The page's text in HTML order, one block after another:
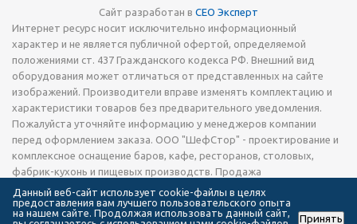
Сайт разработан в СЕО Эксперт
Интернет ресурс носит исключительно информационный
характер и не является публичной офертой, определяемой
положениями ст. 437 Гражданского кодекса РФ. Внешний вид
оборудования может отличаться от представленных на сайте
изображений. Производители вправе изменять комплектацию и
характеристики товаров без предварительного уведомления.
Пожалуйста уточняйте информацию у менеджеров компании
перед оформлением заказа. ООО "ШефСтор" - проектирование и
комплексное оснащение баров, кафе, ресторанов, столовых,
фабрик-кухонь и пищевых производств. Продажа
технологического теплового, холодильного и
электромеханического оборудования, запчастей, кухонной посуды
и инвентаря, а также сервировочной посуды и приборов.
Данный веб-сайт использует cookie-файлы в целях
предоставления вам лучшего пользовательского опыта
на нашем сайте. Продолжая использовать данный сайт,
Принять